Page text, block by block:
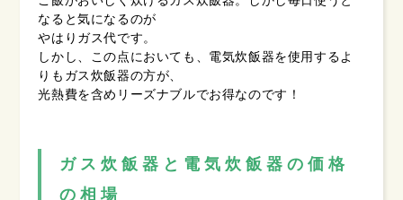
なると気になるのが
やはりガス代です。
しかし、この点においても、電気炊飯器を使用するよ
りもガス炊飯器の方が、
光熱費を含めリーズナブルでお得なのです！
ガス炊飯器と電気炊飯器の価格
の相場